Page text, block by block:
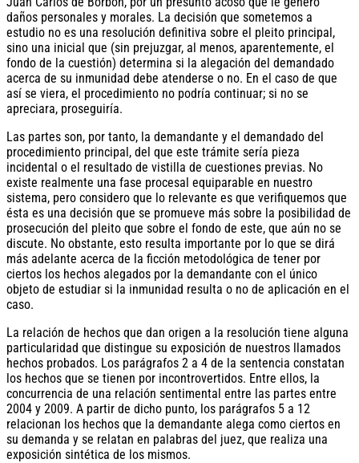
daños personales y morales. La decisión que sometemos a
estudio no es una resolución definitiva sobre el pleito principal,
sino una inicial que (sin prejuzgar, al menos, aparentemente, el
fondo de la cuestión) determina si la alegación del demandado
acerca de su inmunidad debe atenderse o no. En el caso de que
así se viera, el procedimiento no podría continuar; si no se
apreciara, proseguiría.
Las partes son, por tanto, la demandante y el demandado del
procedimiento principal, del que este trámite sería pieza
incidental o el resultado de vistilla de cuestiones previas. No
existe realmente una fase procesal equiparable en nuestro
sistema, pero considero que lo relevante es que verifiquemos que
ésta es una decisión que se promueve más sobre la posibilidad de
prosecución del pleito que sobre el fondo de este, que aún no se
discute. No obstante, esto resulta importante por lo que se dirá
más adelante acerca de la ficción metodológica de tener por
ciertos los hechos alegados por la demandante con el único
objeto de estudiar si la inmunidad resulta o no de aplicación en el
caso.
La relación de hechos que dan origen a la resolución tiene alguna
particularidad que distingue su exposición de nuestros llamados
hechos probados. Los parágrafos 2 a 4 de la sentencia constatan
los hechos que se tienen por incontrovertidos. Entre ellos, la
concurrencia de una relación sentimental entre las partes entre
2004 y 2009. A partir de dicho punto, los parágrafos 5 a 12
relacionan los hechos que la demandante alega como ciertos en
su demanda y se relatan en palabras del juez, que realiza una
exposición sintética de los mismos.